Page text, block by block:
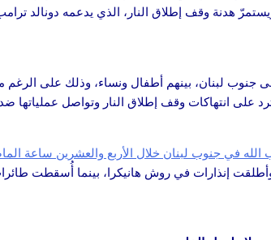
هدنة وقف إطلاق النار، الذي يدعمه دونالد
جنوب لبنان، بينهم أطفال ونساء، وذلك على
ترد على انتهاكات وقف إطلاق النار وتواصل
الله في جنوب لبنان خلال الأربع والعشرين ساعة
وأطلقت إنذارات في روش هانيكرا، بينما أُسقطت